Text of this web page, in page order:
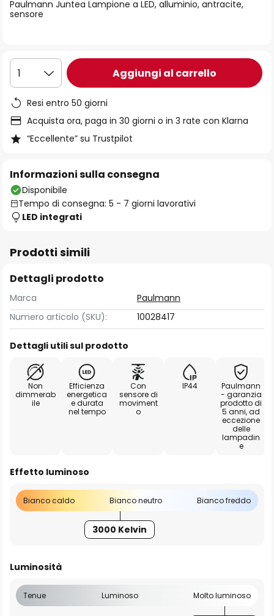
immagini
Paulmann Juntea Lampione a LED, alluminio, antracite,
sensore
1 Aggiungi al carrello
Resi entro 50 giorni
Acquista ora, paga in 30 giorni o in 3 rate con Klarna
“Eccellente” su Trustpilot
Informazioni sulla consegna
Disponibile
Tempo di consegna: 5 - 7 giorni lavorativi
LED integrati
Prodotti simili
Dettagli prodotto
Marca
Paulmann
Numero articolo (SKU):
10028417
Dettagli utili sul prodotto
Non
dimmerab
ile
Efficienza
energetica
e durata
nel tempo
Con
sensore di
moviment
o
IP44
Paulmann
- garanzia
prodotto di
5 anni, ad
eccezione
delle
lampadin
e
Effetto luminoso
Bianco caldo Bianco neutro Bianco freddo
3000 Kelvin
Luminosità
Tenue Luminoso Molto luminoso